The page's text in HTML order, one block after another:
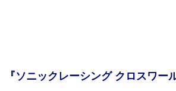
その他
『ソニックレーシング クロスワー